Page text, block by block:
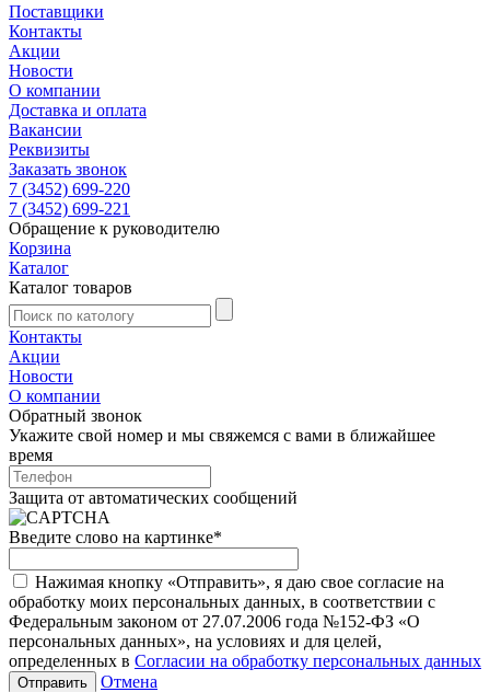
Поставщики
Контакты
Акции
Новости
О компании
Доставка и оплата
Вакансии
Реквизиты
Заказать звонок
7 (3452) 699-220
7 (3452) 699-221
Обращение к руководителю
Корзина
Каталог
Каталог товаров
Контакты
Акции
Новости
О компании
Обратный звонок
Укажите свой номер и мы свяжемся с вами в ближайшее
время
Защита от автоматических сообщений
Введите слово на картинке*
Нажимая кнопку «Отправить», я даю свое согласие на
обработку моих персональных данных, в соответствии с
Федеральным законом от 27.07.2006 года №152-ФЗ «О
персональных данных», на условиях и для целей,
определенных в Согласии на обработку персональных данных
Отмена